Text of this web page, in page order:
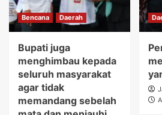
Bencana Daerah
Bupati juga
menghimbau kepada
seluruh masyarakat
agar tidak
memandang sebelah